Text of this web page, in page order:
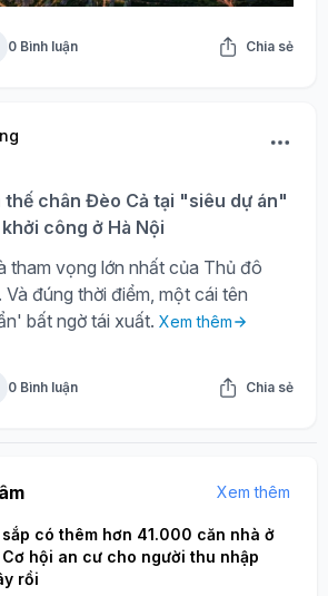
0 Bình luận Chia sẻ
thế chân Đèo Cả tại "siêu dự án"
công ở Hà Nội
tham vọng lớn nhất của Thủ đô
đúng thời điểm, một cái tên
bất ngờ tái xuất. Xem thêm